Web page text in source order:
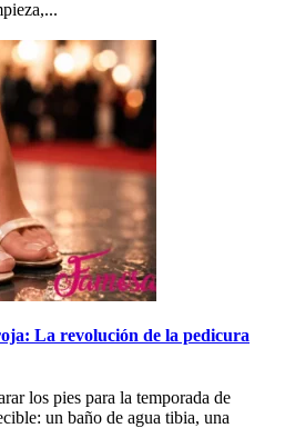
La revolución de la pedicura
los pies para la temporada de
un baño de agua tibia, una